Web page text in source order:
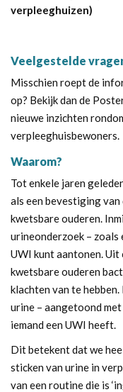
verpleeghuizen)
Veelgestelde
Misschien roept de
op? Bekijk dan de
nieuwe inzichten
verpleeghuisbewoners.
Waarom?
Tot enkele jaren
als een bevestiging
kwetsbare ouderen.
urineonderzoek –
UWI kunt aantonen. Uit
kwetsbare ouderen
klachten van te
urine – aangetoond
iemand een UWI heeft.
Dit betekent dat we
sticken van urine in
van een routine die is